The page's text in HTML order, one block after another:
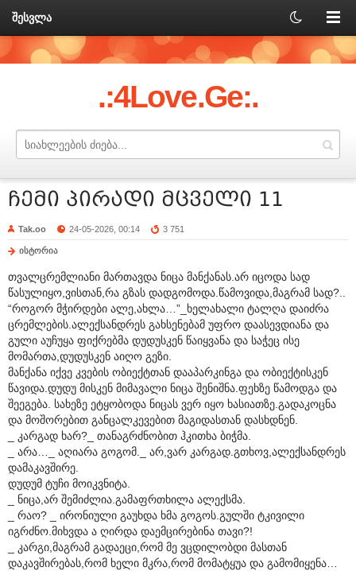
შესვლა
.:4Love.Ge:.
ჩემი პირადი მცველი 11
Tak.oo 24-05-2026, 00:14 3 751
ისტორია
თვალცრემლიანი მართავდა ნიცა მანქანას.არ იცოდა სად
წასულიყო,ვისთან,რა გზას დადგომოდა.წამოვიდა,მაგრამ სად?..
“როგორ მჭირდები ალე,ახლა…”_ხელახალი ტალღა დაიძრა
ცრემლების.ალექსანდრეს გახსენებამ უფრო დაასევდიანა და
გული აუჩუყა ფიქრებმა დუდუსკენ წაიყვანა და საჭეც ისე
მომართა,დუდუსკენ აიღო გეზი.
მანქანა იქვე კვების ობიექტთან დააპარკინგა და ობიექტისკენ
წავიდა.დუდუ მისკენ მიმავალი ნიცა შენიშნა.ფეხზე წამოდგა და
შეეგება. სახეზე ეტყობოდა ნიცას ვერ იყო ხასიათზე.გადაკოცნა
და მოშორებით განცალკევებით მაგიდასთან დასხდნენ.
_ კარგად ხარ?_ თანაგრძნობით ჰკითხა ბიჭმა.
_ არა…_ აღიარა გოგომ._ არ,ვარ კარგად.გთხოვ,ალექსანდრეს
დამაკავშირე.
დუდუმ ტუჩი მოიკვნიტა.
_ ნიცა,არ შემიძლია.გამაფრთხილა ალექსმა.
_ რაო? _ ირონიული გაუხდა ხმა გოგოს.გულში ტკივილი
იგრძნო.მიხვდა ა ღირდა დაემცირებინა თავი?!
_ კარგი,მაგრამ გადაეცი,რომ მე ვცდილობდი მასთან
დაკავშირებას,რომ ხელი მკრა,რომ მომატყუა და გამომიყენა…